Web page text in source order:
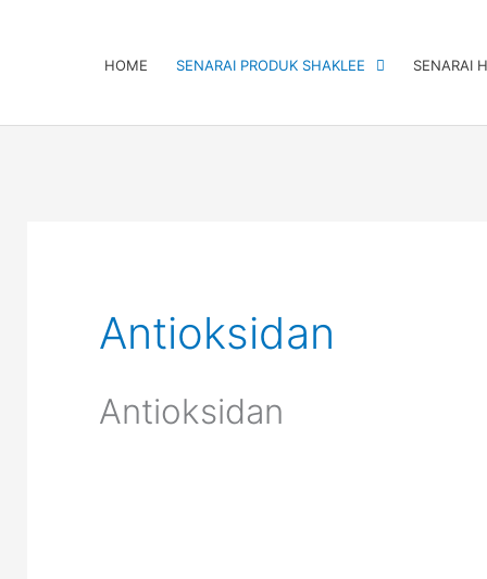
HOME SENARAI PRODUK SHAKLEE SENARAI
Antioksidan
Antioksidan